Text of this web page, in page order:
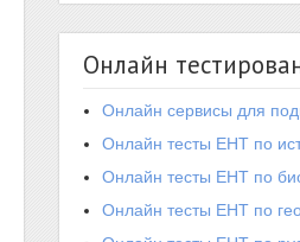
Онлайн
Онлайн сервисы для
Онлайн тесты ЕНТ по
Онлайн тесты ЕНТ по
Онлайн тесты ЕНТ по